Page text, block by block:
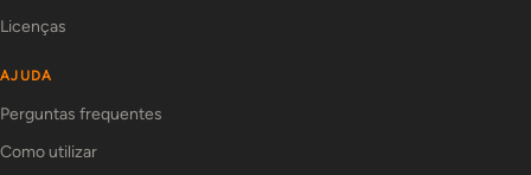
Licenças
AJUDA
Perguntas frequentes
Como utilizar